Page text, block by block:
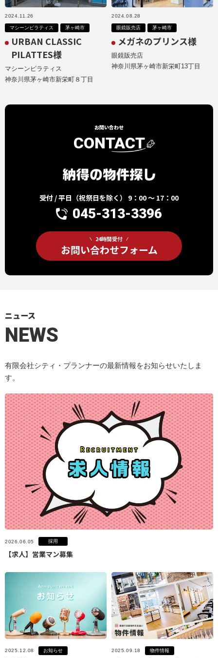
2024.11.26
マシーンピラティス 茅ヶ崎市
URBAN CLASSIC
PILATTES様
マシーンピラティス
神奈川県茅ヶ崎市新栄町８丁目
2024.08.28
眼鏡販売店 茅ヶ崎市
メガネのプリンス様
眼鏡販売店
神奈川県茅ヶ崎市新栄町13丁目
お問い合わせ
CONTACT
受付 / 平日（祝祭日を除く） 9：00 ～ 17：00
045-313-3396
24時間受付
お問い合わせフォーム
ニュース
NEWS
有限会社シティ・プランナーの最新情報をお知らせいたしま
す。
2026.06.05 採用
【求人】営業マン募集
2025.12.08 お知らせ 2025.09.18 物件情報